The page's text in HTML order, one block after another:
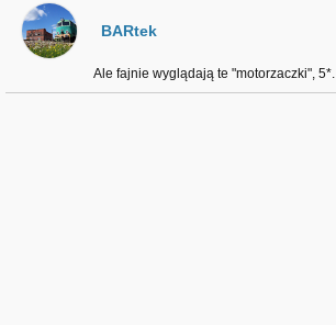
BARtek
Ale fajnie wyglądają te "motorzaczki", 5*.